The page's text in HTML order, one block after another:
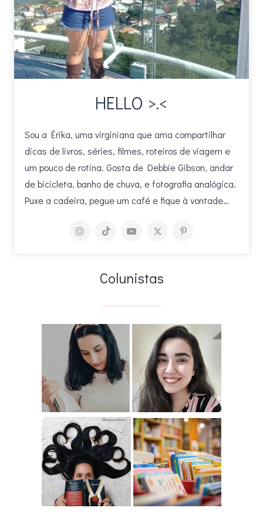
HELLO >.<
Sou a Érika, uma virginiana que ama compartilhar
dicas de livros, séries, filmes, roteiros de viagem e
um pouco de rotina. Gosta de Debbie Gibson, andar
de bicicleta, banho de chuva, e fotografia analógica.
Puxe a cadeira, pegue um café e fique à vontade…
Colunistas